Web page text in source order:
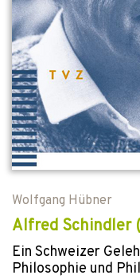
Wolfgang Hübner
Alfred Schindler
Ein Schweizer
Philosophie und